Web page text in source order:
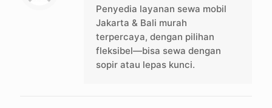
Penyedia layanan sewa mobil
Jakarta & Bali murah
terpercaya, dengan pilihan
fleksibel—bisa sewa dengan
sopir atau lepas kunci.